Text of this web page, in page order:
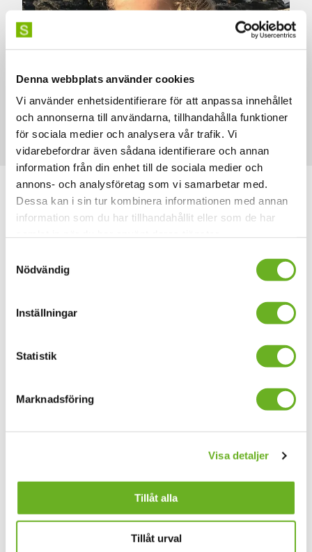
Denna webbplats använder cookies
Vi använder enhetsidentifierare för att anpassa innehållet
och annonserna till användarna, tillhandahålla funktioner
för sociala medier och analysera vår trafik. Vi
vidarebefordrar även sådana identifierare och annan
information från din enhet till de sociala medier och
annons- och analysföretag som vi samarbetar med.
Dessa kan i sin tur kombinera informationen med annan
information som du har tillhandahållit eller som de har
Nödvändig
Inställningar
Statistik
Marknadsföring
Visa detaljer
Tillåt alla
Tillåt urval
Photo: private
I acceptgeneral terms and conditions
Subscribe here
Careers